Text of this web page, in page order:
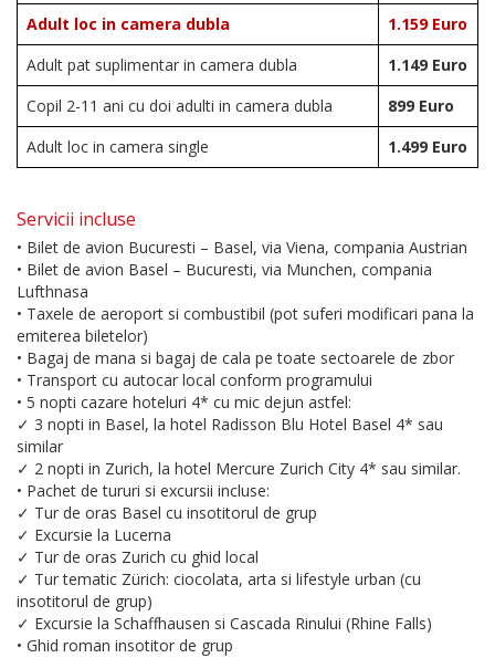
Adult loc in camera dubla
1.159 Euro
Adult pat suplimentar in camera dubla
1.149 Euro
Copil 2-11 ani cu doi adulti in camera dubla
899 Euro
Adult loc in camera single
1.499 Euro
Servicii incluse
• Bilet de avion Bucuresti – Basel, via Viena, compania Austrian
• Bilet de avion Basel – Bucuresti, via Munchen, compania
Lufthnasa
• Taxele de aeroport si combustibil (pot suferi modificari pana la
emiterea biletelor)
• Bagaj de mana si bagaj de cala pe toate sectoarele de zbor
• Transport cu autocar local conform programului
• 5 nopti cazare hoteluri 4* cu mic dejun astfel:
✓ 3 nopti in Basel, la hotel Radisson Blu Hotel Basel 4* sau
similar
✓ 2 nopti in Zurich, la hotel Mercure Zurich City 4* sau similar.
• Pachet de tururi si excursii incluse:
✓ Tur de oras Basel cu insotitorul de grup
✓ Excursie la Lucerna
✓ Tur de oras Zurich cu ghid local
✓ Tur tematic Zürich: ciocolata, arta si lifestyle urban (cu
insotitorul de grup)
✓ Excursie la Schaffhausen si Cascada Rinului (Rhine Falls)
• Ghid roman insotitor de grup